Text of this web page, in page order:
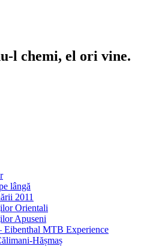
l chemi, el ori vine.
lângă
2011
Orientali
Apuseni
Eibenthal MTB Experience
Hășmaș